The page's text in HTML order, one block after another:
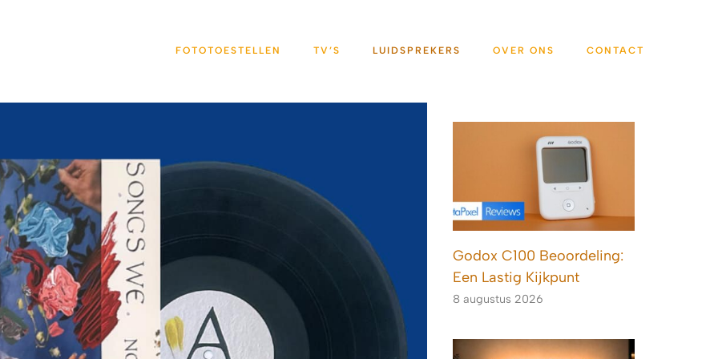
FOTOTOESTELLEN TV’S LUIDSPREKERS OVER ONS CONTACT
Godox C100 Beoordeling:
Een Lastig Kijkpunt
8 augustus 2026